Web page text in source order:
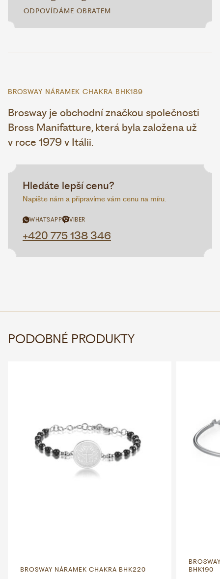
ODPOVÍDÁME OBRATEM
BROSWAY NÁRAMEK CHAKRA BHK189
Brosway je obchodní značkou společnosti
Bross Manifatture, která byla založena už
v roce 1979 v Itálii.
Hledáte lepší cenu?
Napište nám a připravíme vám cenu na míru.
WHATSAPP VIBER
+420 775 138 346
PODOBNÉ PRODUKTY
BROSWAY NÁRAMEK CHAKRA BHK220
BHK190